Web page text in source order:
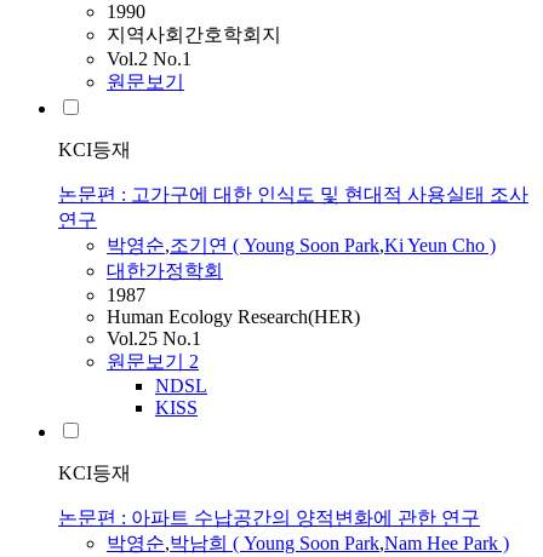
1990
지역사회간호학회지
Vol.2 No.1
원문보기
KCI등재
논문편 : 고가구에 대한 인식도 및 현대적 사용실태 조사
연구
박영순,조기연 ( Young Soon Park,Ki Yeun Cho )
대한가정학회
1987
Human Ecology Research(HER)
Vol.25 No.1
원문보기 2
NDSL
KISS
KCI등재
논문편 : 아파트 수납공간의 양적변화에 관한 연구
박영순,박남희 ( Young Soon Park,Nam Hee Park )